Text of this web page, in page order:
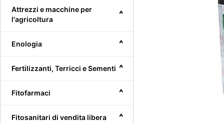
^
Attrezzi e macchine per
l'agricoltura
^
Enologia
^
Fertilizzanti, Terricci e Sementi
^
Fitofarmaci
^
Fitosanitari di vendita libera